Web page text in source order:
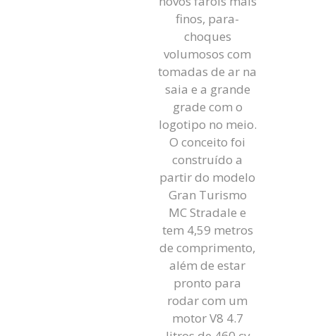
finos, para-
choques
volumosos com
tomadas de ar na
saia e a grande
grade com o
logotipo no meio.
O conceito foi
construído a
partir do modelo
Gran Turismo
MC Stradale e
tem 4,59 metros
de comprimento,
além de estar
pronto para
rodar com um
motor V8 4.7